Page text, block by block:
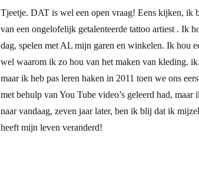
Tjeetje. DAT is wel een open vraag! Eens kijken, ik
van een ongelofelijk getalenteerde tattoo artiest . Ik
dag, spelen met AL mijn garen en winkelen. Ik hou
wel waarom ik zo hou van het maken van kleding.
maar ik heb pas leren haken in 2011 toen we ons
met behulp van You Tube video’s geleerd had,
naar vandaag, zeven jaar later, ben ik blij dat ik